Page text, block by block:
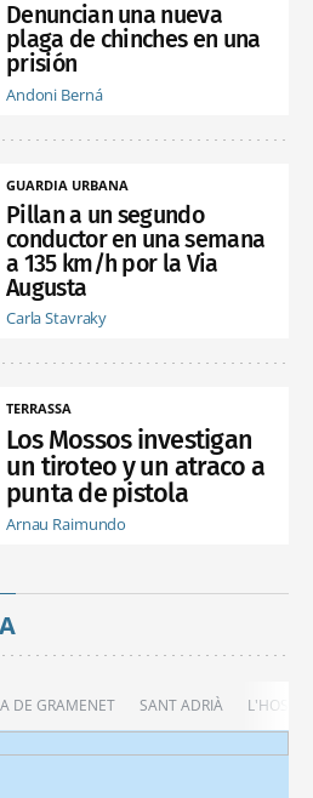
Denuncian una nueva
plaga de chinches en una
prisión
Andoni Berná
GUARDIA URBANA
Pillan a un segundo
conductor en una semana
a 135 km/h por la Via
Augusta
Carla Stavraky
TERRASSA
Los Mossos investigan
un tiroteo y un atraco a
punta de pistola
Arnau Raimundo
DE GRAMENET SANT ADRIÀ